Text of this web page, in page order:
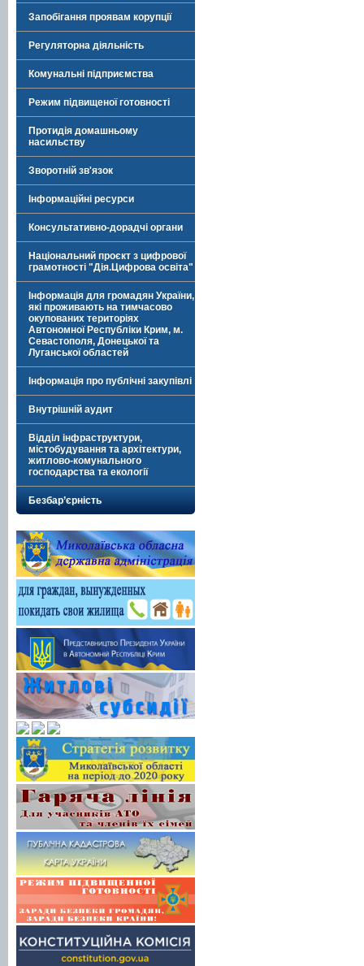
Запобігання проявам корупції
Регуляторна діяльність
Комунальні підприємства
Режим підвищеної готовності
Протидія домашньому
насильству
Зворотній зв'язок
Інформаційні ресурси
Консультативно-дорадчі органи
Національний проєкт з цифрової
грамотності "Дія.Цифрова освіта"
Інформація для громадян України,
які проживають на тимчасово
окупованих територіях
Автономної Республіки Крим, м.
Севастополя, Донецької та
Луганської областей
Інформація про публічні закупівлі
Внутрішній аудит
Відділ інфраструктури,
містобудування та архітектури,
житлово-комунального
господарства та екології
Безбар’єрність